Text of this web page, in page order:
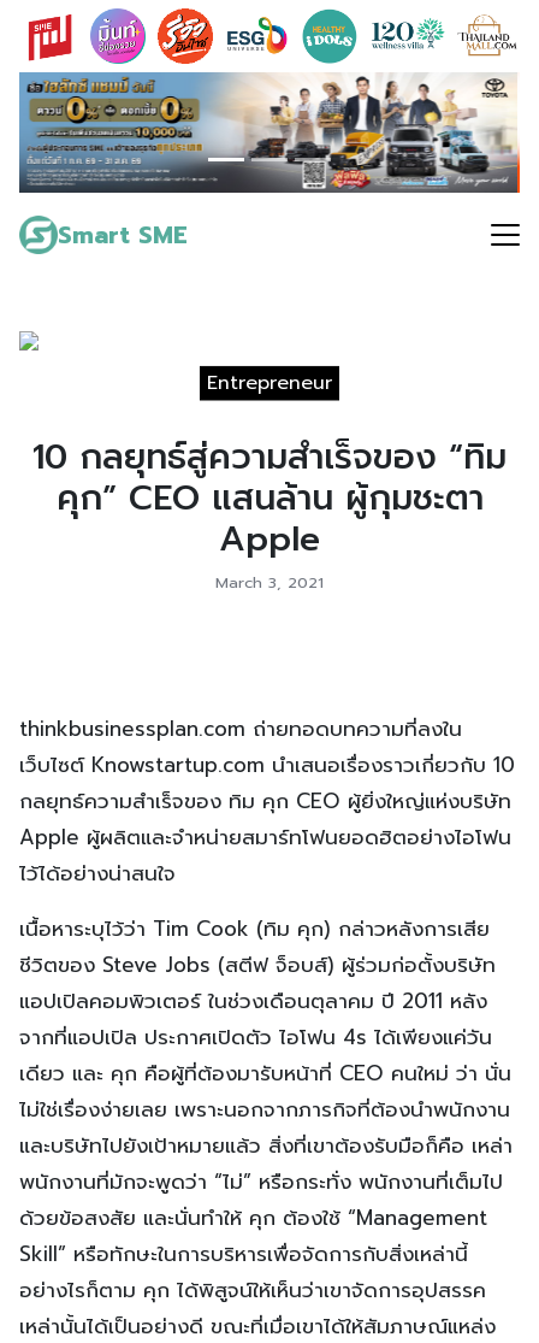
Skip
content
Smart SME
Search
for:
Entrepreneur
10 กลยุทธ์สู่ความสำเร็จของ “ทิม
คุก” CEO แสนล้าน ผู้กุมชะตา
Apple
March 3, 2021
thinkbusinessplan.com ถ่ายทอดบทความที่ลงใน
เว็บไซต์ Knowstartup.com นำเสนอเรื่องราวเกี่ยวกับ 10
กลยุทธ์ความสำเร็จของ ทิม คุก CEO ผู้ยิ่งใหญ่แห่งบริษัท
Apple ผู้ผลิตและจำหน่ายสมาร์ทโฟนยอดฮิตอย่างไอโฟน
ไว้ได้อย่างน่าสนใจ
เนื้อหาระบุไว้ว่า Tim Cook (ทิม คุก) กล่าวหลังการเสีย
ชีวิตของ Steve Jobs (สตีฟ จ็อบส์) ผู้ร่วมก่อตั้งบริษัท
แอปเปิลคอมพิวเตอร์ ในช่วงเดือนตุลาคม ปี 2011 หลัง
จากที่แอปเปิล ประกาศเปิดตัว ไอโฟน 4s ได้เพียงแค่วัน
เดียว และ คุก คือผู้ที่ต้องมารับหน้าที่ CEO คนใหม่ ว่า นั่น
ไม่ใช่เรื่องง่ายเลย เพราะนอกจากภารกิจที่ต้องนำพนักงาน
และบริษัทไปยังเป้าหมายแล้ว สิ่งที่เขาต้องรับมือก็คือ เหล่า
พนักงานที่มักจะพูดว่า “ไม่” หรือกระทั่ง พนักงานที่เต็มไป
ด้วยข้อสงสัย และนั่นทำให้ คุก ต้องใช้ “Management
Skill” หรือทักษะในการบริหารเพื่อจัดการกับสิ่งเหล่านี้
อย่างไรก็ตาม คุก ได้พิสูจน์ให้เห็นว่าเขาจัดการอุปสรรค
เหล่านั้นได้เป็นอย่างดี ขณะที่เมื่อเขาได้ให้สัมภาษณ์แหล่ง